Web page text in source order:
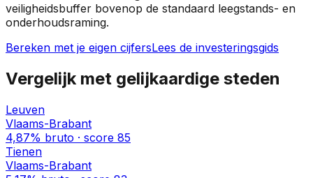
veiligheidsbuffer bovenop de standaard leegstands- en
onderhoudsraming.
Bereken met je eigen cijfersLees de investeringsgids
Vergelijk met gelijkaardige steden
Leuven
Vlaams-Brabant
4,87% bruto · score 85
Tienen
Vlaams-Brabant